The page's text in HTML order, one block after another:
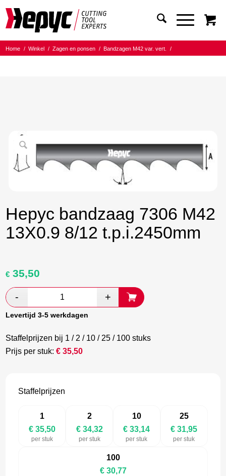
Home / Winkel / Zagen en ponsen / Bandzagen M42 var. vert.
/
Hepyc bandzaag 7306 M42
13X0.9 8/12 t.p.i.2450mm
Oorspronkelijke
was:
€ 59,17.
€ 35,50
€ 34,32.
Levertijd 3-5 werkdagen
Staffelprijzen bij 1 / 2 / 10 / 25 / 100 stuks
Prijs per stuk:€35,50
Staffelprijzen
1
€ 35,50
per stuk
2
€ 34,32
per stuk
10
€ 33,14
per stuk
25
€ 31,95
per stuk
100
€ 30,77